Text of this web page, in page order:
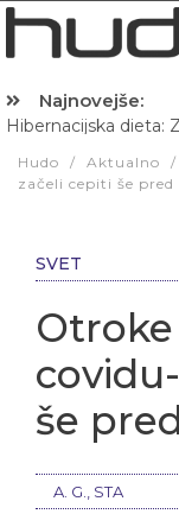
Najnovejše:
Hibernacijska dieta:
Hudo / Aktualno /
začeli cepiti še pred
SVET
še
A. G., STA